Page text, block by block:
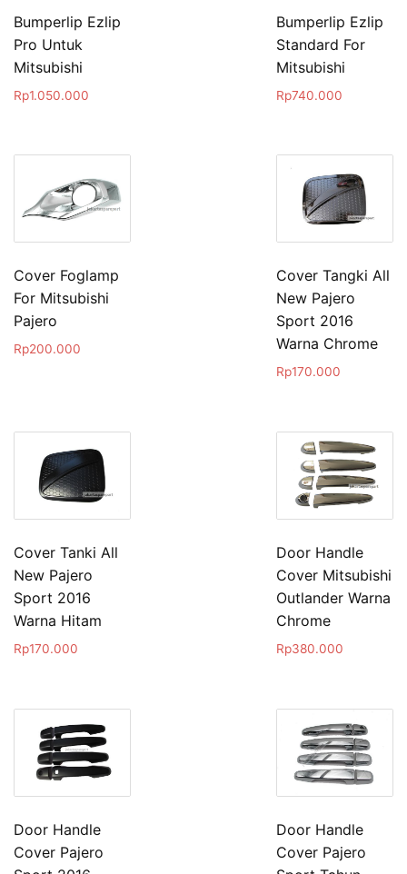
Bumperlip Ezlip
Pro Untuk
Mitsubishi
Rp1.050.000
Bumperlip Ezlip
Standard For
Mitsubishi
Rp740.000
Cover Foglamp
For Mitsubishi
Pajero
Rp200.000
Cover Tangki All
New Pajero
Sport 2016
Warna Chrome
Rp170.000
Cover Tanki All
New Pajero
Sport 2016
Warna Hitam
Rp170.000
Door Handle
Cover Mitsubishi
Outlander Warna
Chrome
Rp380.000
Door Handle
Cover Pajero
Door Handle
Cover Pajero